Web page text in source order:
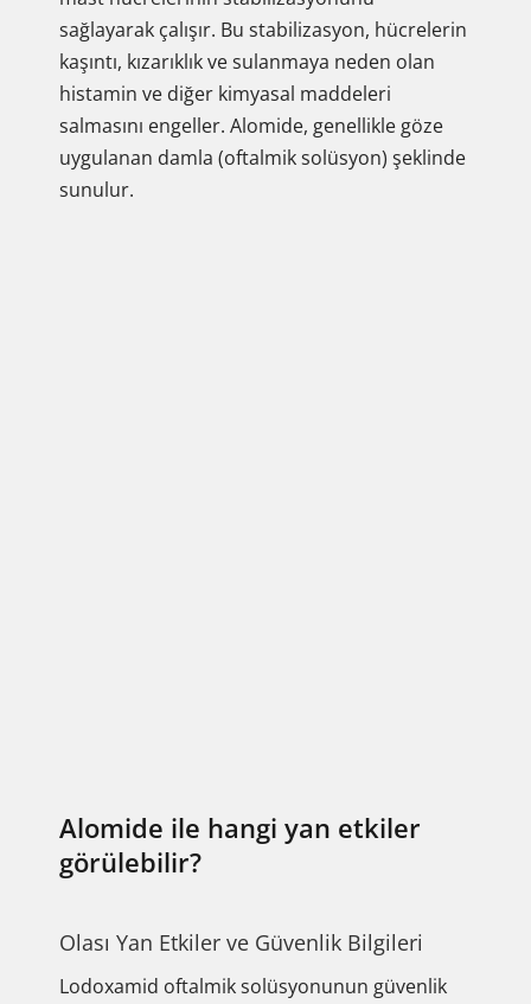
sağlayarak çalışır. Bu stabilizasyon, hücrelerin
kaşıntı, kızarıklık ve sulanmaya neden olan
histamin ve diğer kimyasal maddeleri
salmasını engeller. Alomide, genellikle göze
uygulanan damla (oftalmik solüsyon) şeklinde
sunulur.
Alomide ile hangi yan etkiler
görülebilir?
Olası Yan Etkiler ve Güvenlik Bilgileri
Lodoxamid oftalmik solüsyonunun güvenlik